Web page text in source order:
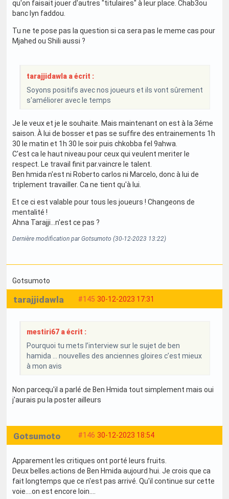
qu'on faisait jouer d'autres "titulaires" à leur place. Chab3ou
banc lyn faddou.
Tu ne te pose pas la question si ca sera pas le meme cas pour
Mjahed ou Shili aussi ?
tarajjidawla a écrit :
Soyons positifs avec nos joueurs et ils vont sûrement
s'améliorer avec le temps
Je le veux et je le souhaite. Mais maintenant on est à la 3éme
saison. À lui de bosser et pas se suffire des entrainements 1h
30 le matin et 1h 30 le soir puis chkobba fel 9ahwa.
C'est ca le haut niveau pour ceux qui veulent meriter le
respect. Le travail finit par.vaincre le talent.
Ben hmida n'est ni Roberto carlos ni Marcelo, donc à lui de
triplement travailler. Ca ne tient qu'à lui.
Et ce ci est valable pour tous les joueurs ! Changeons de
mentalité !
Ahna Tarajji...n'est ce pas ?
Dernière modification par Gotsumoto (30-12-2023 13:22)
Gotsumoto
#145 30-12-2023 17:31
tarajjidawla
mestiri67 a écrit :
Pourquoi tu mets l’interview sur le sujet de ben
hamida … nouvelles des anciennes gloires c’est mieux
à mon avis
Non parcequ'il a parlé de Ben Hmida tout simplement mais oui
j'aurais pu la poster ailleurs
#146 30-12-2023 18:54
Gotsumoto
Apparement les critiques ont porté leurs fruits.
Deux belles.actions de Ben Hmida aujourd hui. Je crois que ca
fait longtemps que ce n'est pas arrivé. Qu'il continue sur cette
voie....on est encore loin....